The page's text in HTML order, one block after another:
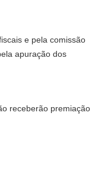
e pela comissão
apuração dos
receberão premiação